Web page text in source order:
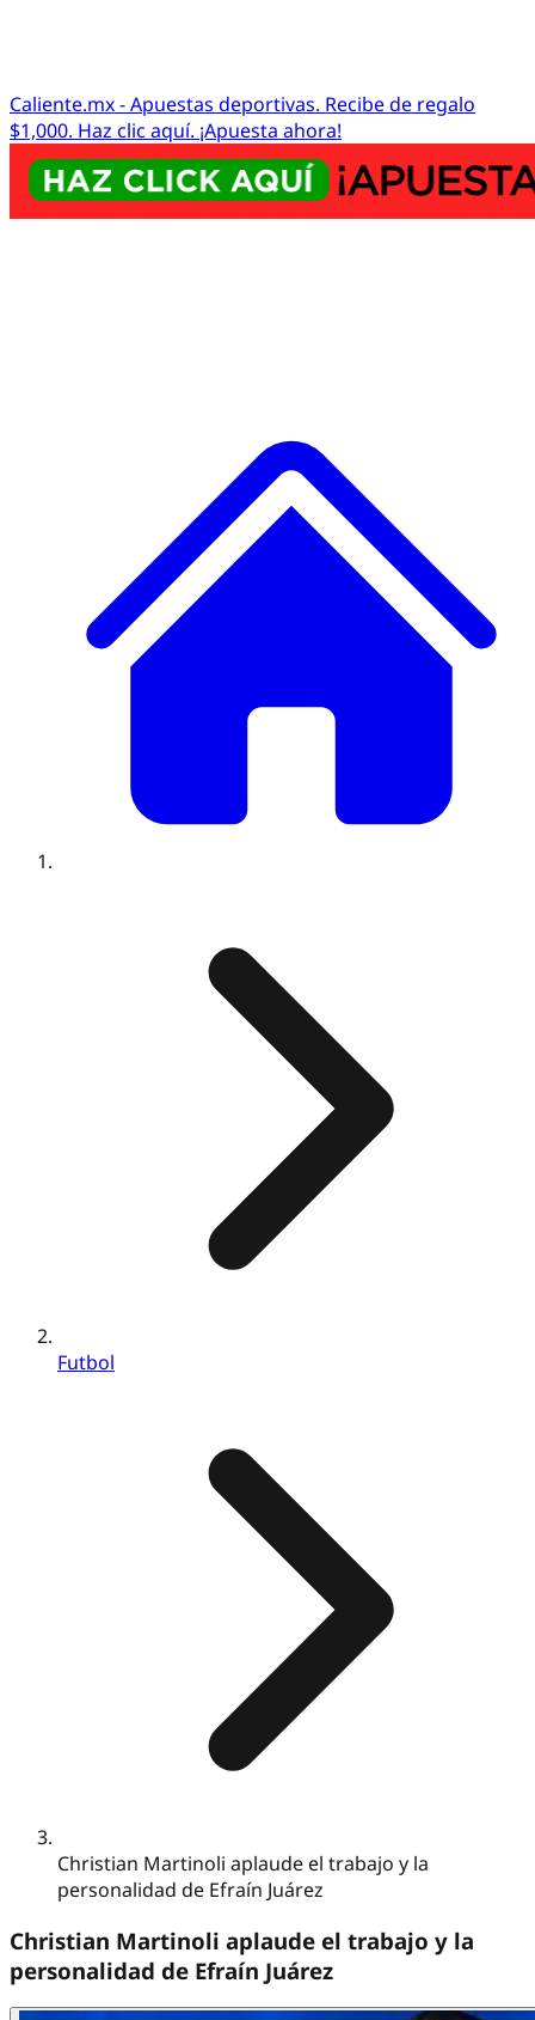
Caliente.mx - Apuestas deportivas. Recibe de regalo
$1,000. Haz clic aquí. ¡Apuesta ahora!
Futbol
Christian Martinoli aplaude el trabajo y la
personalidad de Efraín Juárez
Christian Martinoli aplaude el trabajo y la
personalidad de Efraín Juárez